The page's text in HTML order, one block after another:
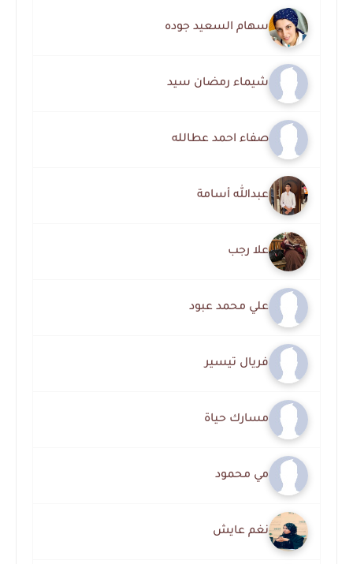
سهام السعيد جوده
شيماء رمضان سيد
صفاء احمد عطالله
عبدالله أسامة
علا رجب
علي محمد عبود
فريال تيسير
مسارك حياة
مي محمود
نغم عايش